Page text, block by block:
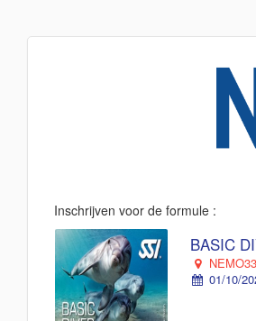
Inschrijven voor de formule :
BASIC
01/10/